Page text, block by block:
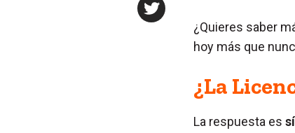
¿Quieres saber
hoy más que
¿La
La respuesta es